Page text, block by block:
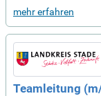
mehr erfahren
Teamleitung